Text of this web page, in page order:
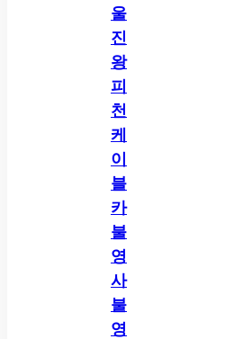
울
진
왕
피
천
케
이
블
카
불
영
사
불
영